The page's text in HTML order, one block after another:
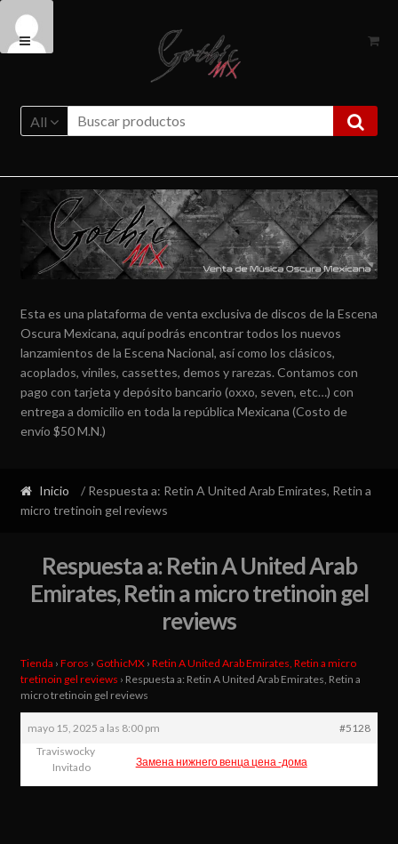
Ir
a
Ir
al
All
Esta es una plataforma de venta exclusiva de discos de la Escena
Oscura Mexicana, aquí podrás encontrar todos los nuevos
lanzamientos de la Escena Nacional, así como los clásicos,
acoplados, viniles, cassettes, demos y rarezas. Contamos con
pago con tarjeta y depósito bancario (oxxo, seven, etc…) con
entrega a domicilio en toda la república Mexicana (Costo de
envío $50 M.N.)
Inicio
/ Respuesta a: Retin A United Arab Emirates, Retin a
micro tretinoin gel reviews
Respuesta a: Retin A United Arab
Emirates, Retin a micro tretinoin gel
reviews
Tienda › Foros › GothicMX › Retin A United Arab Emirates, Retin a micro
tretinoin gel reviews › Respuesta a: Retin A United Arab Emirates, Retin a
micro tretinoin gel reviews
mayo 15, 2025 a las 8:00 pm
#5128
Traviswocky
Invitado
Замена нижнего венца цена -дома